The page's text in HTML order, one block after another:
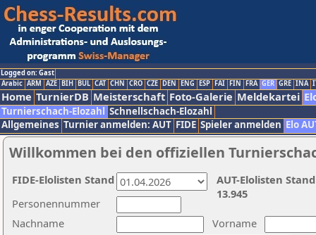
Logged on: Gast
Arabic ARM AZE BIH BUL CAT CHN CRO CZE DEN ENG ESP FAI FIN FRA GER GRE INA
Home TurnierDB Meisterschaft Foto-Galerie Meldekartei
Turnierschach-Elozahl Schnellschach-Elozahl
Allgemeines Turnier anmelden: AUT FIDE Spieler anmelden Elo
Willkommen bei den offiziellen
Nachname
Vorname
Personennummer
AUT-Elolisten
13.945
FIDE-Elolisten Stand